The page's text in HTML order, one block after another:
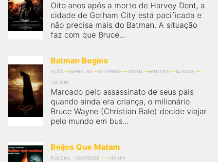
Oito anos após a morte de Harvey Dent, a
cidade de Gotham City está pacificada e
não precisa mais do Batman. A situação
faz com que Bruce...
Batman Begins
AÇÃO AVENTURA SUSPENSE DRAMA FANTASIA
14 ANOS
140 MIN
Marcado pelo assassinato de seus pais
quando ainda era criança, o milionário
Bruce Wayne (Christian Bale) decide viajar
pelo mundo em bus...
Beijos Que Matam
POLICIAL SUSPENSE 116 MIN